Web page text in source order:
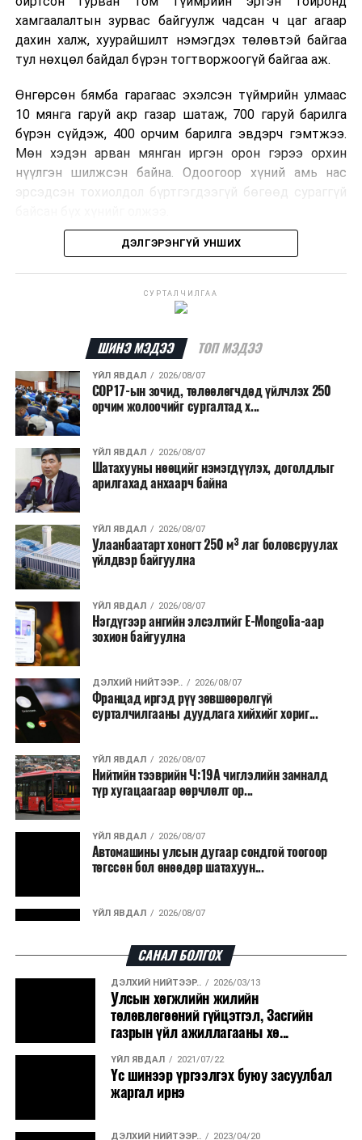
хамгаалалтын зурвас байгуулж чадсан ч цаг агаар
дахин халж, хуурайшилт нэмэгдэх төлөвтэй байгаа
тул нөхцөл байдал бүрэн тогтворжоогүй байгаа аж.
Өнгөрсөн бямба гарагаас эхэлсэн түймрийн улмаас
10 мянга гаруй акр газар шатаж, 700 гаруй барилга
бүрэн сүйдэж, 400 орчим барилга эвдэрч гэмтжээ.
Мөн хэдэн арван мянган иргэн орон гэрээ орхин
нүүлгэн шилжсэн байна. Одоогоор хүний амь нас
эрсэдсэн тохиолдол бүртгэгдээгүй бөгөөд сураггүй
Албаныхны мэдээлснээр түймрийн нэг голомтыг
шатаасан гэх үндэслэлээр эрүүгийн хэрэг үүсгэн
шалтгааныг үргэлжлүүлэн тогтоож байгаа бөгөөд
аянгын улмаас үүсээгүй гэж үзэж байгаа аж.
Одоогоор АНУ даяар 13 мужид 90 гаруй томоохон ой,
хээрийн түймэр идэвхтэй үргэлжилж байгаагийн
талаас илүү нь Орегон болон Вашингтон мужид
бүртгэгдсэн байна. Цаг уурын байгууллагууд ойрын
өдрүүдэд агаарын температур дахин огцом
нэмэгдэж, хуурайшилт эрчимжих төлөвтэй байгааг
анхааруулсан бөгөөд энэ нь гал унтраах ажиллагаанд
шинэ сорилт учруулж болзошгүйг онцолжээ.
ДЭЛГЭРЭНГҮЙ УНШИХ
СУРТАЛЧИЛГАА
ШИНЭ МЭДЭЭ ТОП МЭДЭЭ
ҮЙЛ ЯВДАЛ 2026/08/07
COP17-ын зочид, төлөөлөгчдөд үйлчлэх 250
орчим жолоочийг сургалтад х...
ҮЙЛ ЯВДАЛ 2026/08/07
Шатахууны нөөцийг нэмэгдүүлэх, доголдлыг
арилгахад анхаарч байна
ҮЙЛ ЯВДАЛ 2026/08/07
Улаанбаатарт хоногт 250 м³ лаг боловсруулах
үйлдвэр байгуулна
ҮЙЛ ЯВДАЛ 2026/08/07
Нэгдүгээр ангийн элсэлтийг E-Mongolia-аар
зохион байгуулна
ДЭЛХИЙ НИЙТЭЭР.. 2026/08/07
Францад иргэд рүү зөвшөөрөлгүй
сурталчилгааны дуудлага хийхийг хориг...
ҮЙЛ ЯВДАЛ 2026/08/07
Нийтийн тээврийн Ч:19А чиглэлийн замналд
түр хугацаагаар өөрчлөлт ор...
ҮЙЛ ЯВДАЛ 2026/08/07
Автомашины улсын дугаар сондгой тоогоор
төгссөн бол өнөөдөр шатахуун...
ҮЙЛ ЯВДАЛ 2026/08/07
ДЭЛХИЙ НИЙТЭЭР..
“Уралдронзавод” компанийн ерөнхий
захирлын автомашиныг дэлбэлжээ...
ҮЙЛ ЯВДАЛ
Сүхбаатар боомтоор тав хоногт 10 мянга гаруй
тонн АИ-92 автобензин и...
САНАЛ БОЛГОХ
ДЭЛХИЙ НИЙТЭЭР.. 2026/03/13
Улсын хөгжлийн жилийн
төлөвлөгөөний гүйцэтгэл, Засгийн
газрын үйл ажиллагааны хө...
ҮЙЛ ЯВДАЛ 2021/07/22
Үс шинээр үргээлгэх буюу засуулбал
жаргал ирнэ
ДЭЛХИЙ НИЙТЭЭР.. 2023/04/20